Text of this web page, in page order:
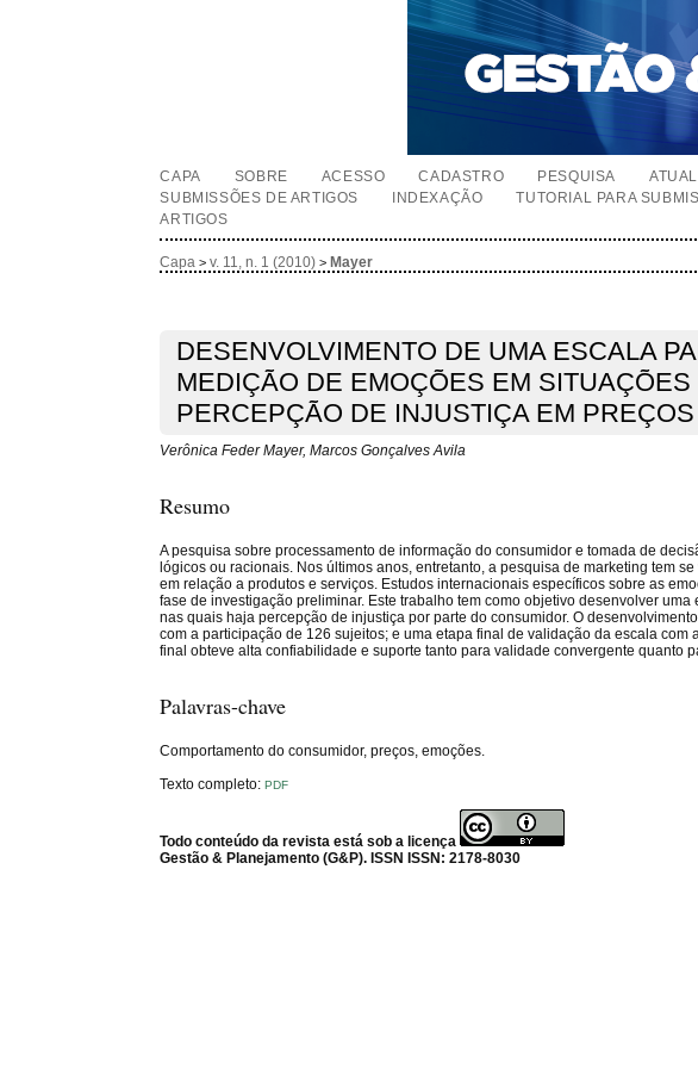
CAPA SOBRE ACESSO CADASTRO PESQUISA ATUAL
SUBMISSÕES DE ARTIGOS
INDEXAÇÃO TUTORIAL PARA
ARTIGOS
Capa >v. 11, n. 1 (2010) > Mayer
DESENVOLVIMENTO DE UMA ESCALA
MEDIÇÃO DE EMOÇÕES EM SITUAÇÕES
PERCEPÇÃO DE INJUSTIÇA EM PREÇOS
Verônica Feder Mayer, Marcos Gonçalves Avila
Resumo
A pesquisa sobre processamento de informação do consumidor e tomada de
lógicos ou racionais. Nos últimos anos, entretanto, a pesquisa de marketing tem
em relação a produtos e serviços. Estudos internacionais específicos sobre as
fase de investigação preliminar. Este trabalho tem como objetivo desenvolver
nas quais haja percepção de injustiça por parte do consumidor. O
com a participação de 126 sujeitos; e uma etapa final de validação da escala
final obteve alta confiabilidade e suporte tanto para validade convergente quanto
Palavras-chave
Comportamento do consumidor, preços, emoções.
Texto completo:PDF
Todo conteúdo da revista está sob a licença
Gestão & Planejamento (G&P). ISSN ISSN: 2178-8030